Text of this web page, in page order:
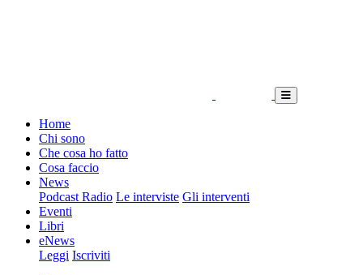
Home
Chi sono
Che cosa ho fatto
Cosa faccio
News
Podcast Radio Le interviste Gli interventi
Eventi
Libri
eNews
Leggi Iscriviti